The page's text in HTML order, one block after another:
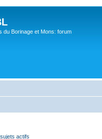
du Borinage et Mons: forum
actifs